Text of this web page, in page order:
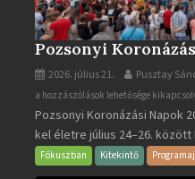
Pozsonyi
2026. július 21. Pusztay
Pozsonyi
Koronázási
Napok
bejegyzéshez
a hozzászólások lehetősége
Pozsonyi Koronázási Napok
kel életre július 24–26.
Fókuszban Kitekintő